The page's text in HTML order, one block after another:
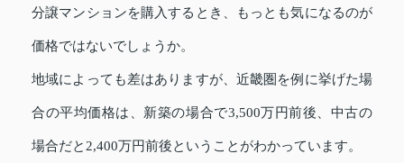
分譲マンションを購入するとき、もっとも気になるのが
価格ではないでしょうか。
地域によっても差はありますが、近畿圏を例に挙げた場
合の平均価格は、新築の場合で3,500万円前後、中古の
場合だと2,400万円前後ということがわかっています。